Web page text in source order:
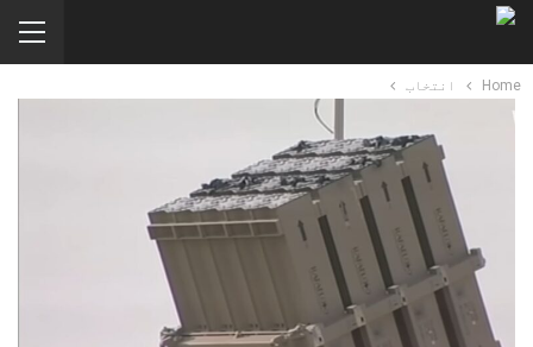
Home انتخاب